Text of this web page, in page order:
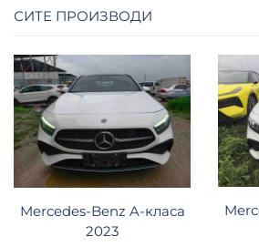
СИТЕ ПРОИЗВОДИ
Mercedes-Benz A-класа
2023